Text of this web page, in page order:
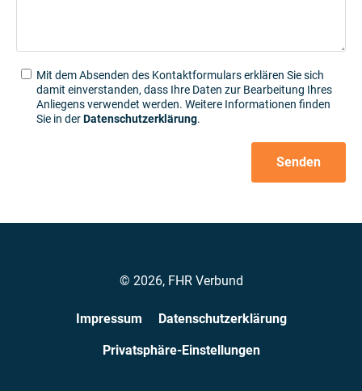
Mit dem Absenden des Kontaktformulars erklären Sie sich
damit einverstanden, dass Ihre Daten zur Bearbeitung Ihres
Anliegens verwendet werden. Weitere Informationen finden
Sie in derDatenschutzerklärung.
Senden
© 2026, FHR Verbund
Impressum Datenschutzerklärung
Privatsphäre-Einstellungen